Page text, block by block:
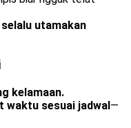
utamakan
kelamaan.
waktu sesuai jadwal —